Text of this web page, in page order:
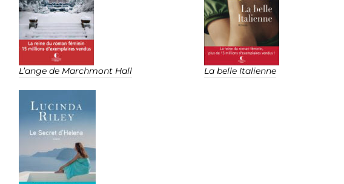
L’ange de Marchmont Hall La belle Italienne